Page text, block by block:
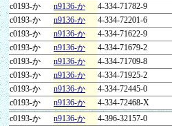
c0193-か
n9136-か 4-334-71782-9
c0193-か
n9136-か 4-334-72201-6
c0193-か
n9136-か 4-334-71622-9
c0193-か
n9136-か 4-334-71679-2
c0193-か
n9136-か 4-334-71709-8
c0193-か
n9136-か 4-334-71925-2
c0193-か
n9136-か 4-334-72445-0
c0193-か
n9136-か 4-334-72468-X
c0193-か
n9136-か 4-396-32157-0